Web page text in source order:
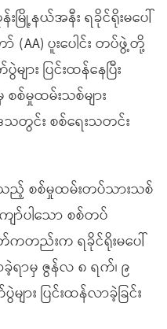
မြို့နယ်အနီး ရခိုင်ရိုးမပေါ်
ပူးပေါင်း တပ်ဖွဲ့တို့
း ပြင်းထန်နေပြီး
စ်မှုထမ်းသစ်များ
သတွင်း စစ်ရေးသတင်း
သည့် စစ်မှုထမ်းတပ်သားသစ်
ော်ပါသော စစ်တပ်
တည်းက ရခိုင်ရိုးမပေါ်
ရာမှ ဇွန်လ ၈ ရက်၊ ၉
း ပြင်းထန်လာခဲ့ခြင်း